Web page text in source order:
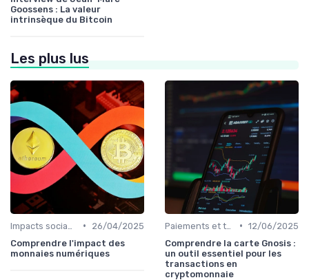
Goossens : La valeur
intrinsèque du Bitcoin
Les plus lus
•
26/04/2025
Comprendre l'impact des
monnaies numériques
• 12/06/2025
Comprendre la carte Gnosis :
un outil essentiel pour les
transactions en
cryptomonnaie